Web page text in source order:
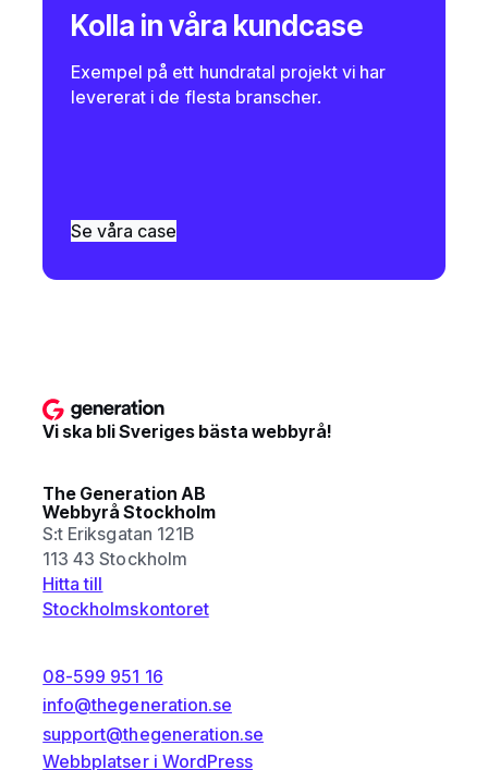
Kolla in våra kundcase
Exempel på ett hundratal projekt vi har
levererat i de flesta branscher.
Se våra case
Vi ska bli Sveriges bästa webbyrå!
The Generation AB
Webbyrå Stockholm
S:t Eriksgatan 121B
113 43 Stockholm
Hitta till
Stockholmskontoret
08-599 951 16
info@thegeneration.se
support@thegeneration.se
Webbplatser i WordPress